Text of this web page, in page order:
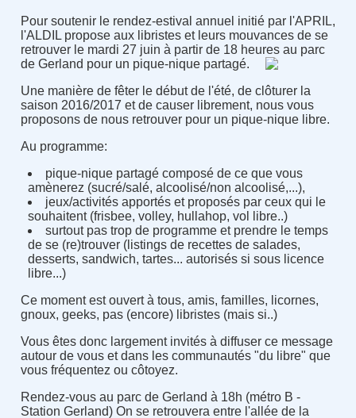
Pour soutenir le rendez-estival annuel initié par l'APRIL,
l'ALDIL propose aux libristes et leurs mouvances de se
retrouver le mardi 27 juin à partir de 18 heures au parc
de Gerland pour un pique-nique partagé.
Une manière de fêter le début de l'été, de clôturer la
saison 2016/2017 et de causer librement, nous vous
proposons de nous retrouver pour un pique-nique libre.
Au programme:
pique-nique partagé composé de ce que vous
amènerez (sucré/salé, alcoolisé/non alcoolisé,...),
jeux/activités apportés et proposés par ceux qui le
souhaitent (frisbee, volley, hullahop, vol libre..)
surtout pas trop de programme et prendre le temps
de se (re)trouver (listings de recettes de salades,
desserts, sandwich, tartes... autorisés si sous licence
libre...)
Ce moment est ouvert à tous, amis, familles, licornes,
gnoux, geeks, pas (encore) libristes (mais si..)
Vous êtes donc largement invités à diffuser ce message
autour de vous et dans les communautés "du libre" que
vous fréquentez ou côtoyez.
Rendez-vous au parc de Gerland à 18h (métro B -
Station Gerland) On se retrouvera entre l'allée de la